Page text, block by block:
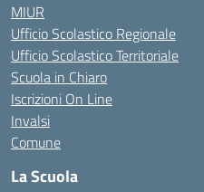
MIUR
Ufficio Scolastico Regionale
Ufficio Scolastico Territoriale
Scuola in Chiaro
Iscrizioni On Line
Invalsi
Comune
La Scuola